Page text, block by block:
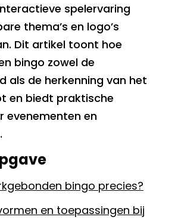
spelervaring
thema’s en logo’s
Dit artikel toont hoe
bingo zowel de
als de herkenning van het
en biedt praktische
evenementen en
bingo precies?
en toepassingen bij